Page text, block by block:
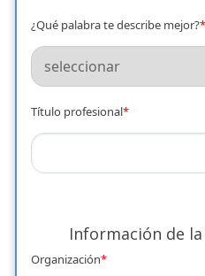
¿Qué palabra te describe mejor?*
Título profesional*
Información de
Organización*